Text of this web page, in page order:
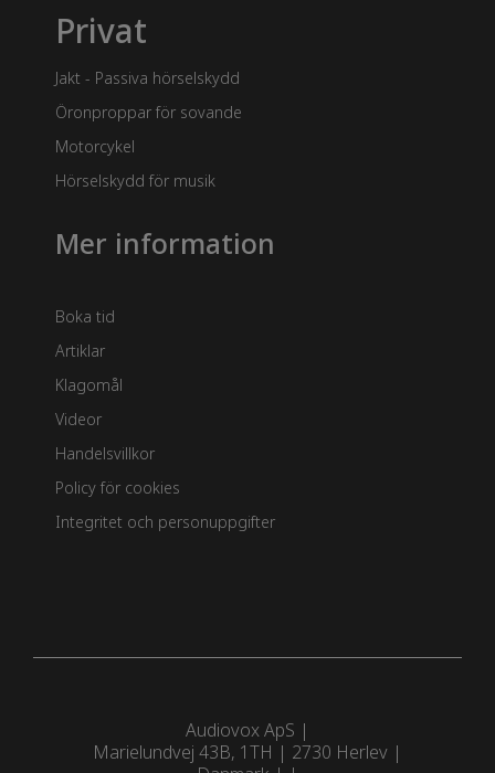
Privat
Jakt - Passiva hörselskydd
Öronproppar för sovande
Motorcykel
Hörselskydd för musik
Mer information
Boka tid
Artiklar
Klagomål
Videor
Handelsvillkor
Policy för cookies
Integritet och personuppgifter
Audiovox ApS
Marielundvej 43B, 1TH | 2730 Herlev |